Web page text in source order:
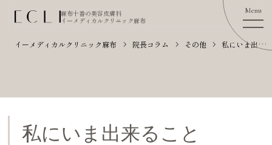
麻布十番の美容皮膚科
イーメディカルクリニック麻布
イーメディカルクリニック麻布 院長コラム その他 私にいま出来ること
私にいま出来ること